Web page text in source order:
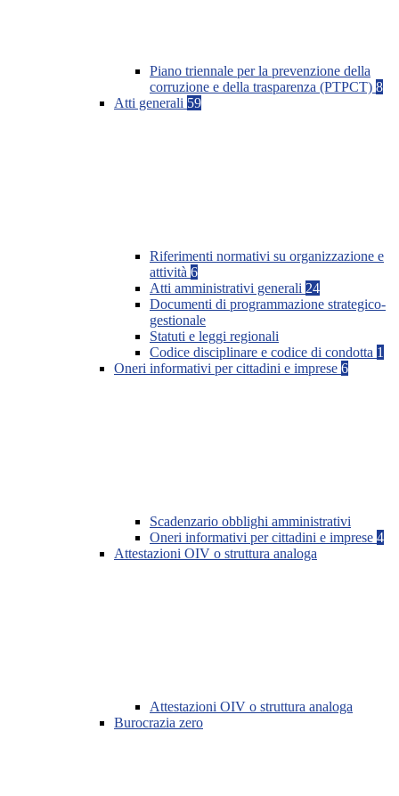
Piano triennale per la prevenzione della
corruzione e della trasparenza (PTPCT) 8
Atti generali 59
Riferimenti normativi su organizzazione e
attività 6
Atti amministrativi generali 24
Documenti di programmazione strategico-
gestionale
Statuti e leggi regionali
Codice disciplinare e codice di condotta 1
Oneri informativi per cittadini e imprese 6
Scadenzario obblighi amministrativi
Oneri informativi per cittadini e imprese 4
Attestazioni OIV o struttura analoga
Attestazioni OIV o struttura analoga
Burocrazia zero